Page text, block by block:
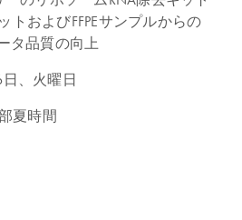
トおよびFFPEサンプルからの
タ品質の向上
、火曜日
夏時間